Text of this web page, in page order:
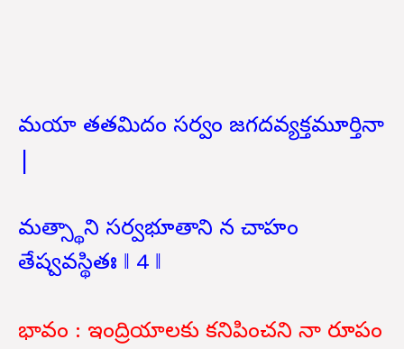
మయా తతమిదం సర్వం జగదవ్యక్తమూర్తినా
మత్స్థాని సర్వభూతాని న చాహం
తేష్వవస్థితః ‖ 4 ‖
భావం : ఇంద్రియాలకు కనిపించని నా రూపం